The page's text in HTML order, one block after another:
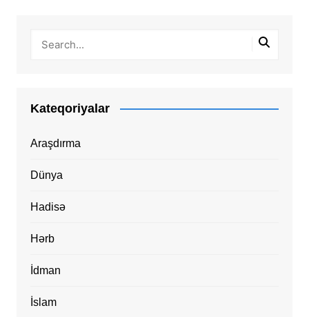
Kateqoriyalar
Araşdırma
Dünya
Hadisə
Hərb
İdman
İslam